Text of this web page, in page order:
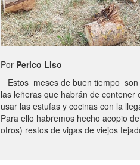
Por Perico Liso
Estos meses de buen tiempo
las leñeras que habrán de contener
usar las estufas y cocinas con la
Para ello habremos hecho acopio
otros) restos de vigas de viejos